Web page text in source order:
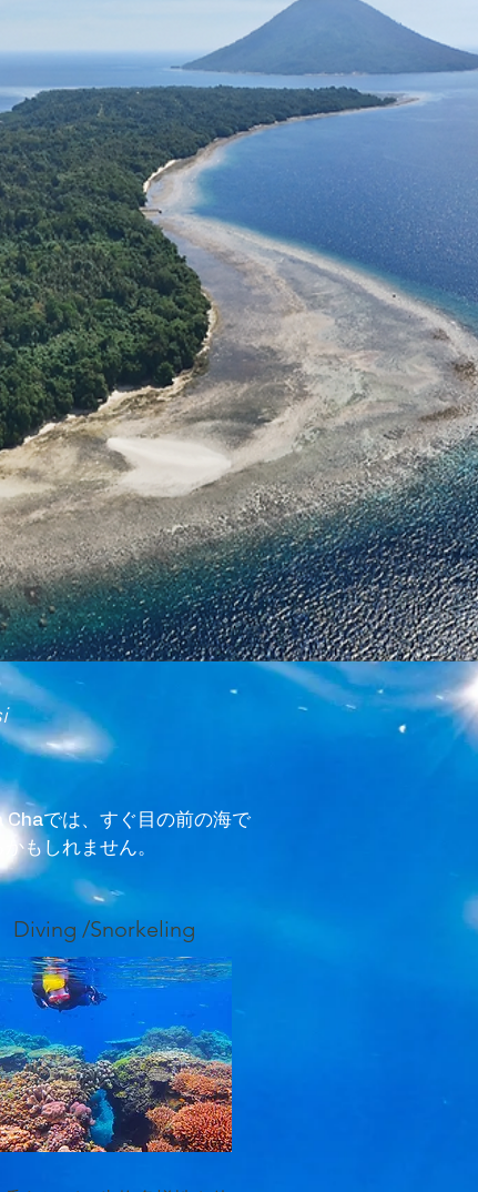
では、すぐ目の前の海で
もしれません。
Diving /Snorkeling